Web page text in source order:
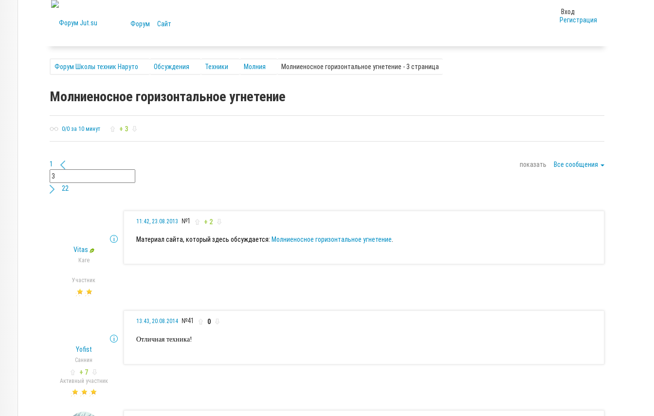
Форум Сайт
Вход
Регистрация
Форум Школы техник Наруто Обсуждения Техники Молния Молниеносное горизонтальное угнетение - 3 страница
Молниеносное горизонтальное угнетение
0/0 за 10 минут + 3
1
22
показать Все сообщения
Vitas
Каге
Участник
11:42, 23.08.2013 №1 + 2
Материал сайта, который здесь обсуждается: Молниеносное горизонтальное угнетение
Yofist
Саннин
+ 7
Активный участник
13:43, 20.08.2014 №41 0
Отличная техника!